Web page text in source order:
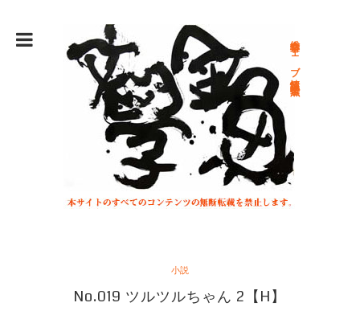
総合文学ウェブ情報誌 文学金魚
小説
No.019 ツルツルちゃん 2【H】